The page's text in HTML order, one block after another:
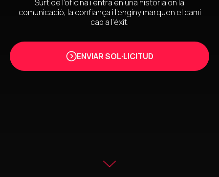
Surt de l’oficina i entra en una història on la
comunicació, la confiança i l’enginy marquen el camí
cap a l’èxit.
ENVIAR SOL·LICITUD